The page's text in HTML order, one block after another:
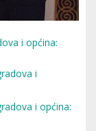
i općina:
i
i općina: